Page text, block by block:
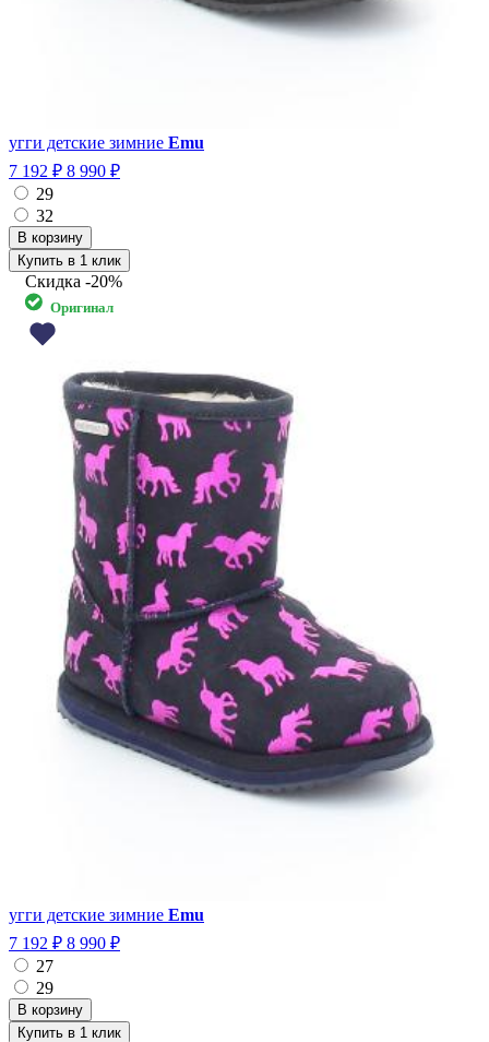
угги детские зимние Emu
7 192 ₽ 8 990 ₽
29
32
Купить в 1 клик
Скидка -20%
Оригинал
угги детские зимние Emu
7 192 ₽ 8 990 ₽
27
29
Купить в 1 клик